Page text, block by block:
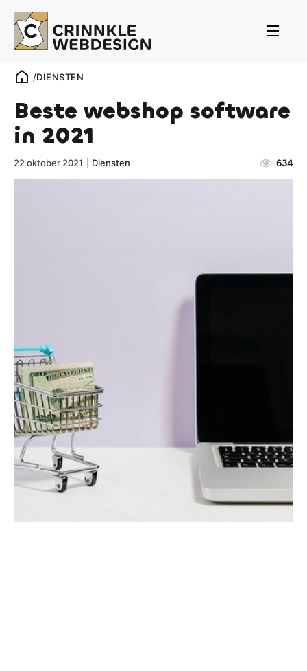
/DIENSTEN
Beste webshop software
in 2021
22 oktober 2021 Diensten 634